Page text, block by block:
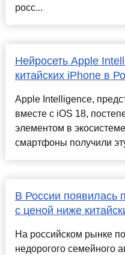
росс...
Нейросеть Apple
китайских iPhone в
Apple Intelligence,
вместе с iOS 18,
элементом в
смартфоны получили
В России появилась
с ценой ниже
На российском рынке
недорогого семейного